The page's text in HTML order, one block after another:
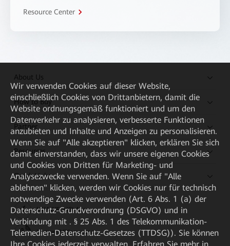
Resource Center
About Us
How to Buy
Partner
Resources
Quick Links
HUAWEI eKit App
Huawei HiKnow App
Wir verwenden Cookies auf dieser Website,
einschließlich Cookies von Drittanbietern, damit die
Website ordnungsgemäß funktioniert und um den
Datenverkehr zu analysieren, verbesserte Funktionen
anzubieten und Inhalte und Anzeigen zu personalisieren.
Wenn Sie auf "Alle akzeptieren" klicken, erklären Sie sich
damit einverstanden, dass wir unsere eigenen Cookies
und Cookies von Dritten für Marketing- und
Analysezwecke verwenden. Wenn Sie auf "Alle
ablehnen" klicken, werden wir Cookies nur für technisch
notwendige Zwecke verwenden (Art. 6 Abs. 1 (a) der
Datenschutz-Grundverordnung (DSGVO) und in
Verbindung mit . § 25 Abs. 1 des Telekommunikation-
Telemedien-Datenschutz-Gesetzes (TTDSG)). Sie können